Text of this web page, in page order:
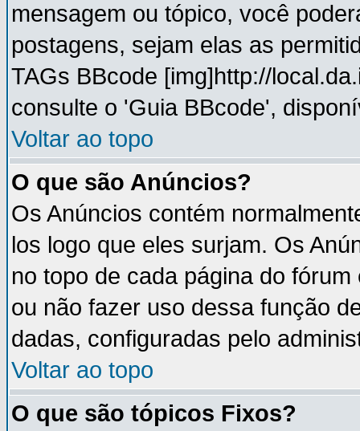
mensagem ou tópico, você
postagens, sejam elas as
TAGs BBcode [img]http://
consulte o 'Guia BBcode',
Voltar ao topo
O que são Anúncios?
Os Anúncios contém
los logo que eles surjam. Os
no topo de cada página do
ou não fazer uso dessa função
dadas, configuradas pelo
Voltar ao topo
O que são tópicos Fixos?